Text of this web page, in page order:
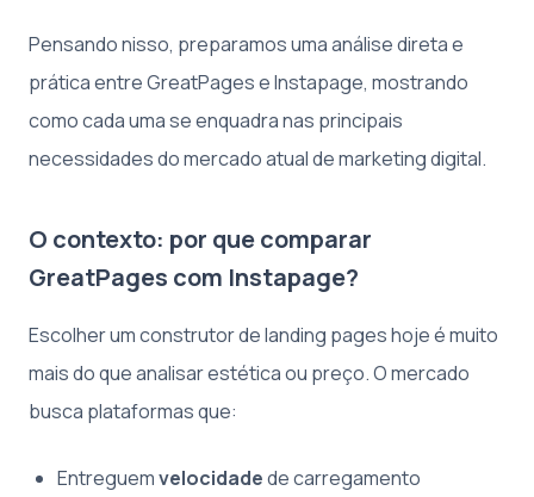
Pensando nisso, preparamos uma análise direta e
prática entre GreatPages e Instapage, mostrando
como cada uma se enquadra nas principais
necessidades do mercado atual de marketing digital.
O contexto: por que comparar
GreatPages com Instapage?
Escolher um construtor de landing pages hoje é muito
mais do que analisar estética ou preço. O mercado
busca plataformas que:
Entreguemvelocidadede carregamento